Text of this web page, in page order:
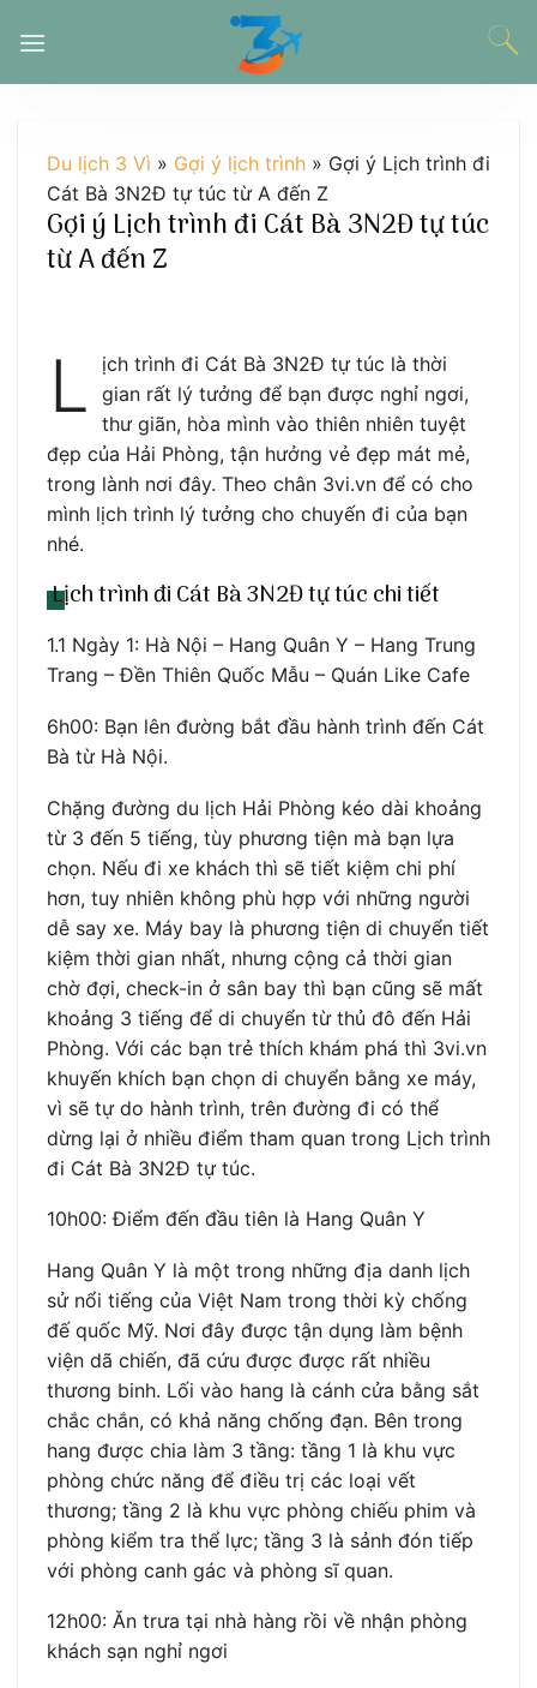
đến
Du lịch 3 Vì » Gợi ý lịch trình » Gợi ý Lịch trình đi
Cát Bà 3N2Đ tự túc từ A đến Z
Gợi ý Lịch trình đi Cát Bà 3N2Đ tự túc
từ A đến Z
L
ịch trình đi Cát Bà 3N2Đ tự túc là thời
gian rất lý tưởng để bạn được nghỉ ngơi,
thư giãn, hòa mình vào thiên nhiên tuyệt
đẹp của Hải Phòng, tận hưởng vẻ đẹp mát mẻ,
trong lành nơi đây. Theo chân 3vi.vn để có cho
mình lịch trình lý tưởng cho chuyến đi của bạn
nhé.
Lịch trình đi Cát Bà 3N2Đ tự túc chi tiết
1.1 Ngày 1: Hà Nội – Hang Quân Y – Hang Trung
Trang – Đền Thiên Quốc Mẫu – Quán Like Cafe
6h00: Bạn lên đường bắt đầu hành trình đến Cát
Bà từ Hà Nội.
Chặng đường du lịch Hải Phòng kéo dài khoảng
từ 3 đến 5 tiếng, tùy phương tiện mà bạn lựa
chọn. Nếu đi xe khách thì sẽ tiết kiệm chi phí
hơn, tuy nhiên không phù hợp với những người
dễ say xe. Máy bay là phương tiện di chuyển tiết
kiệm thời gian nhất, nhưng cộng cả thời gian
chờ đợi, check-in ở sân bay thì bạn cũng sẽ mất
khoảng 3 tiếng để di chuyển từ thủ đô đến Hải
Phòng. Với các bạn trẻ thích khám phá thì 3vi.vn
khuyến khích bạn chọn di chuyển bằng xe máy,
vì sẽ tự do hành trình, trên đường đi có thể
dừng lại ở nhiều điểm tham quan trong Lịch trình
đi Cát Bà 3N2Đ tự túc.
10h00: Điểm đến đầu tiên là Hang Quân Y
Hang Quân Y là một trong những địa danh lịch
sử nổi tiếng của Việt Nam trong thời kỳ chống
đế quốc Mỹ. Nơi đây được tận dụng làm bệnh
viện dã chiến, đã cứu được được rất nhiều
thương binh. Lối vào hang là cánh cửa bằng sắt
chắc chắn, có khả năng chống đạn. Bên trong
hang được chia làm 3 tầng: tầng 1 là khu vực
phòng chức năng để điều trị các loại vết
thương; tầng 2 là khu vực phòng chiếu phim và
phòng kiểm tra thể lực; tầng 3 là sảnh đón tiếp
với phòng canh gác và phòng sĩ quan.
12h00: Ăn trưa tại nhà hàng rồi về nhận phòng
khách sạn nghỉ ngơi